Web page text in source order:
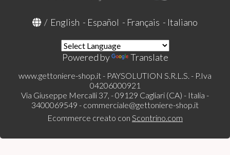
/ English - Español - Français - Italiano
Powered by Translate
www.gettoniere-shop.it - PAYSOLUTION S.R.L.S. - P.Iva
04206000921
Via Giuseppe Mercalli 37, - 09129 Cagliari (CA) - Italia -
3400069549 - commerciale@gettoniere-shop.it
Ecommerce creato con Scontrino.com